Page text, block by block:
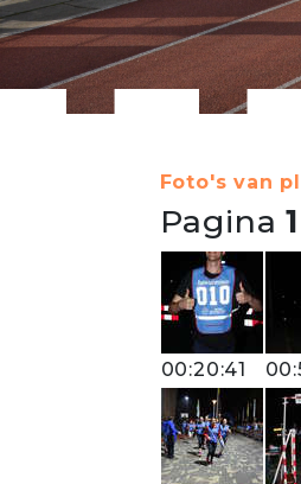
Foto's van
Pagina1
00:20:41